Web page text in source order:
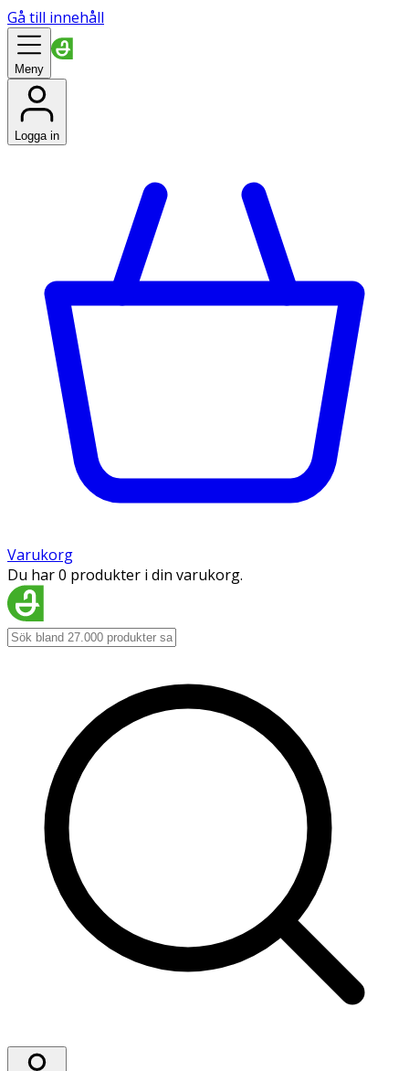
Gå till innehåll
Meny
Logga in
Varukorg
Du har 0 produkter i din varukorg.